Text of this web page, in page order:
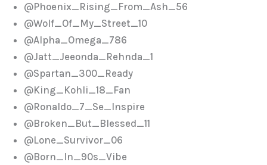
@Phoenix_Rising_From_Ash_56
@Wolf_Of_My_Street_10
@Alpha_Omega_786
@Jatt_Jeeonda_Rehnda_1
@Spartan_300_Ready
@King_Kohli_18_Fan
@Ronaldo_7_Se_Inspire
@Broken_But_Blessed_11
@Lone_Survivor_06
@Born_In_90s_Vibe